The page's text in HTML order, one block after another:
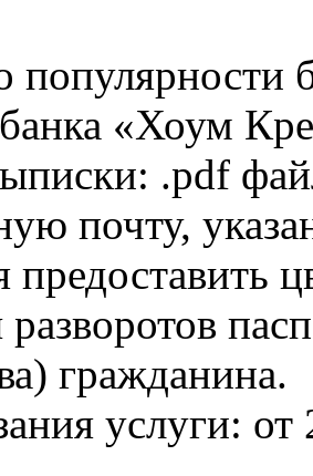
популярности
«Хоум
.pdf
почту,
предоставить
гражданина.
услуги: от